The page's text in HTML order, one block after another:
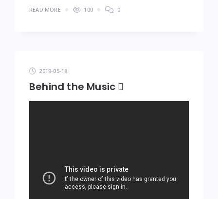
READ MORE 100 0
2019-05-18
Behind the Music 